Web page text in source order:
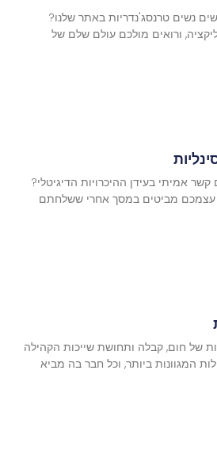
נשים טרנסג'נדריות באתר שלנו?
ורואים מולכם עולם שלם של
אמיתי בעידן ההיכרויות הדיגיטלי?
מביטים במסך אחרי ששלחתם
של חום, קבלה ותחושת שייכות הקהילה
המגוונות ביותר, וכל חבר בה מביא